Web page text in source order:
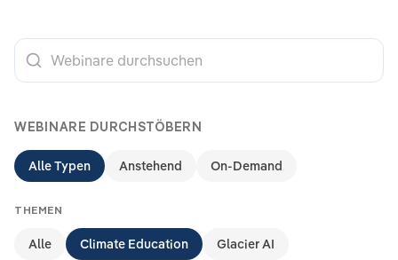
WEBINARE DURCHSTÖBERN
Alle Typen Anstehend On-Demand
THEMEN
Alle Climate Education Glacier AI